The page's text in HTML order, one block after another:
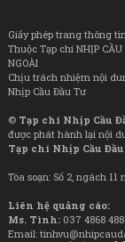
Giấy phép trang thông
Thuộc Tạp chí NHỊP CẦU
NGOÀI
Chịu trách nhiệm nội
Nhịp Cầu Đầu Tư
© Tạp chí Nhịp Cầu
được phát hành lại nội
Tạp chí Nhịp Cầu
Tòa soạn: Số 2, ngách 11
Liên hệ quảng cáo:
Ms. Tình: 037 4868 488
Email: